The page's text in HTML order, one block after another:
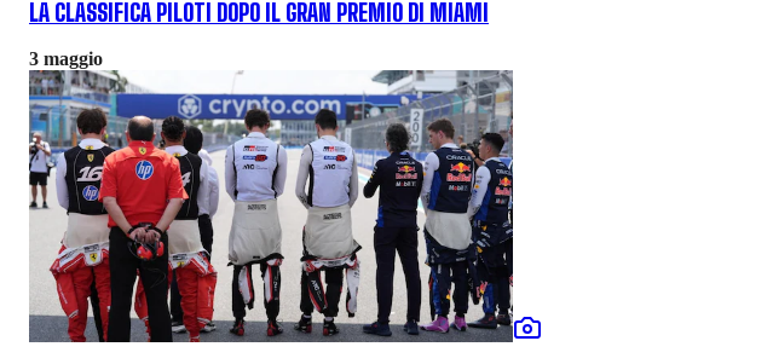
LA CLASSIFICA PILOTI DOPO IL GRAN PREMIO DI MIAMI
3 maggio